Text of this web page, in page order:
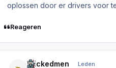
oplossen door er drivers voor
Reageren
Wickedmen Leden